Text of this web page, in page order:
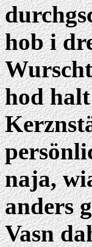
hob i
hod
naja,
anders
Vasn